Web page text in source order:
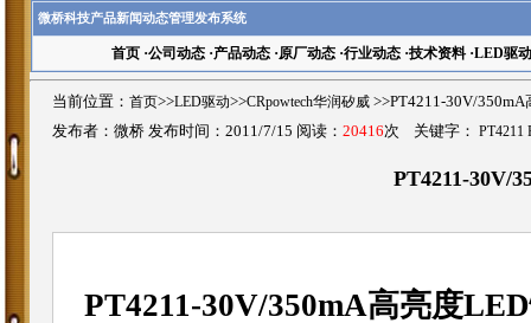
微桥科技产品新闻动态管理发布系统
首页·公司动态·产品动态·原厂动态·行业动态·技术资料·LED驱动
当前位置： 首页>>LED驱动>>CRpowtech华润矽威 >>PT4211-30V/
发布者：微桥 发布时间：2011/7/15 阅读： 20416次 关键字： PT4211
PT4211-30V/
PT4211-30V/350mA高亮度